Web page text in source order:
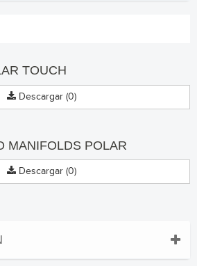
TOUCH
Descargar (0)
MANIFOLDS POLAR
Descargar (0)